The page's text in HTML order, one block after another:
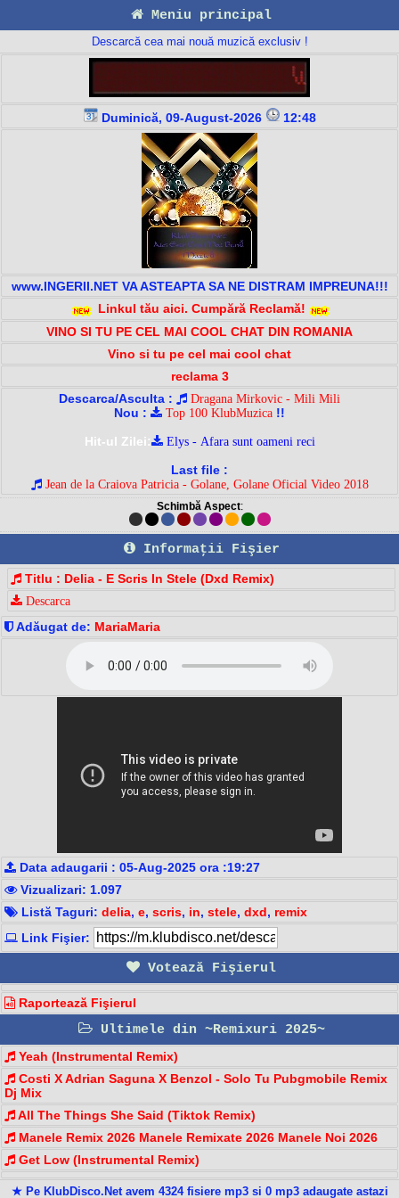
Meniu principal
Descarcă cea mai nouă muzică exclusiv !
Duminică, 09-August-2026 12:48
www.INGERII.NET VA ASTEAPTA SA NE DISTRAM IMPREUNA!!!
Linkul tău aici. Cumpără Reclamă!
VINO SI TU PE CEL MAI COOL CHAT DIN ROMANIA
Vino si tu pe cel mai cool chat
reclama 3
Descarca/Asculta :
Dragana Mirkovic - Mili Mili
Nou : Top 100 KlubMuzica !!
Hit-ul Zilei:
Elys - Afara sunt oameni reci
Last file :
Jean de la Craiova Patricia - Golane, Golane Oficial Video 2018
Schimbă Aspect:
Informaţii Fişier
Titlu : Delia - E Scris In Stele (Dxd Remix)
Descarca
Adăugat de: MariaMaria
Data adaugarii : 05-Aug-2025 ora :19:27
Vizualizari: 1.097
Listă Taguri: delia, e, scris, in, stele, dxd, remix
Link Fişier:
Votează Fişierul
Raportează Fişierul
Ultimele din ~Remixuri 2025~
Yeah (Instrumental Remix)
Costi X Adrian Saguna X Benzol - Solo Tu Pubgmobile Remix
Dj Mix
All The Things She Said (Tiktok Remix)
Manele Remix 2026 Manele Remixate 2026 Manele Noi 2026
Get Low (Instrumental Remix)
★ Pe KlubDisco.Net avem 4324 fisiere mp3 si 0 mp3 adaugate astazi